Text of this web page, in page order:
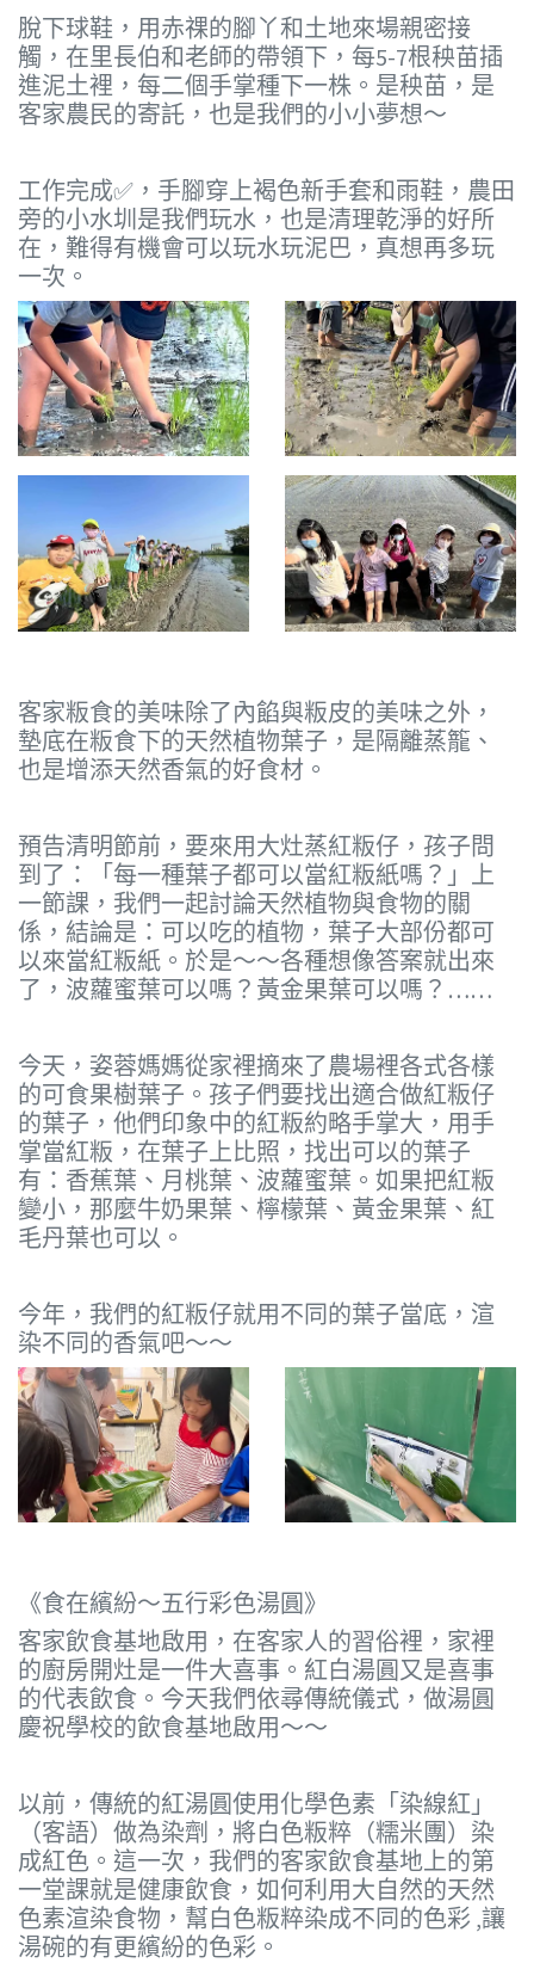
脫下球鞋，用赤祼的腳丫和土地來場親密接
觸，在里長伯和老師的帶領下，每5-7根秧苗插
進泥土裡，每二個手掌種下一株。是秧苗，是
客家農民的寄託，也是我們的小小夢想～
工作完成✅，手腳穿上褐色新手套和雨鞋，農田
旁的小水圳是我們玩水，也是清理乾淨的好所
在，難得有機會可以玩水玩泥巴，真想再多玩
一次。
客家粄食的美味除了內餡與粄皮的美味之外，
墊底在粄食下的天然植物葉子，是隔離蒸籠、
也是增添天然香氣的好食材。
預告清明節前，要來用大灶蒸紅粄仔，孩子問
到了：「每一種葉子都可以當紅粄紙嗎？」上
一節課，我們一起討論天然植物與食物的關
係，結論是：可以吃的植物，葉子大部份都可
以來當紅粄紙。於是～～各種想像答案就出來
了，波蘿蜜葉可以嗎？黃金果葉可以嗎？……
今天，姿蓉媽媽從家裡摘來了農場裡各式各樣
的可食果樹葉子。孩子們要找出適合做紅粄仔
的葉子，他們印象中的紅粄約略手掌大，用手
掌當紅粄，在葉子上比照，找出可以的葉子
有：香蕉葉、月桃葉、波蘿蜜葉。如果把紅粄
變小，那麼牛奶果葉、檸檬葉、黃金果葉、紅
毛丹葉也可以。
今年，我們的紅粄仔就用不同的葉子當底，渲
染不同的香氣吧～～
《食在繽紛～五行彩色湯圓》
客家飲食基地啟用，在客家人的習俗裡，家裡
的廚房開灶是一件大喜事。紅白湯圓又是喜事
的代表飲食。今天我們依尋傳統儀式，做湯圓
慶祝學校的飲食基地啟用～～
以前，傳統的紅湯圓使用化學色素「染線紅」
（客語）做為染劑，將白色粄粹（糯米團）染
成紅色。這一次，我們的客家飲食基地上的第
一堂課就是健康飲食，如何利用大自然的天然
色素渲染食物，幫白色粄粹染成不同的色彩 ,讓
湯碗的有更繽紛的色彩。